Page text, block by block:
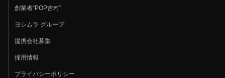
創業者“POP吉村”
ヨシムラ グループ
提携会社募集
採用情報
プライバシーポリシー